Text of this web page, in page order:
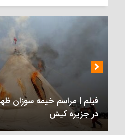
گزارش تصویری | اقامه نماز
تسنن در کیش